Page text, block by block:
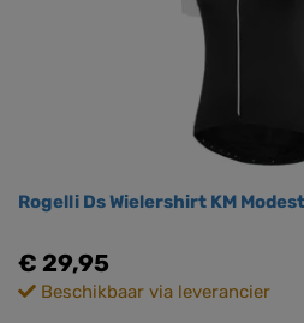
Rogelli Ds Wielershirt KM
€ 29,95
Beschikbaar via leverancier